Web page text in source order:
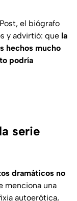
t, el biógrafo
y advirtió: que la
hechos mucho
podría
serie
dramáticos no
menciona una
autoerótica,